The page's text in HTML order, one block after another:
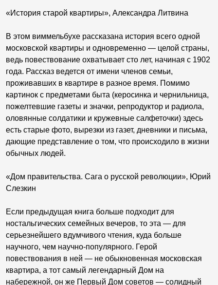
«История старой квартиры», Александра Литвина
В этом виммельбухе рассказана история всего одной
московской квартиры и одновременно — целой страны,
ведь повествование охватывает сто лет, начиная с 1902
года. Рассказ ведется от имени членов семьи,
проживавших в квартире в разное время. Помимо
картинок с предметами быта (керосинка и чернильница,
пожелтевшие газеты и значки, репродуктор и радиола,
оловянные солдатики и кружевные салфеточки) здесь
есть старые фото, вырезки из газет, дневники и письма,
дающие представление о том, что происходило в жизни
обычных людей.
«Дом правительства. Сага о русской революции», Юрий
Слезкин
Если предыдущая книга больше подходит для
ностальгических семейных вечеров, то эта — для
серьезнейшего вдумчивого чтения, куда больше
научного, чем научно-популярного. Герой
повествования в ней — не обыкновенная московская
квартира, а тот самый легендарный Дом на
набережной, он же Первый Дом советов — солидный